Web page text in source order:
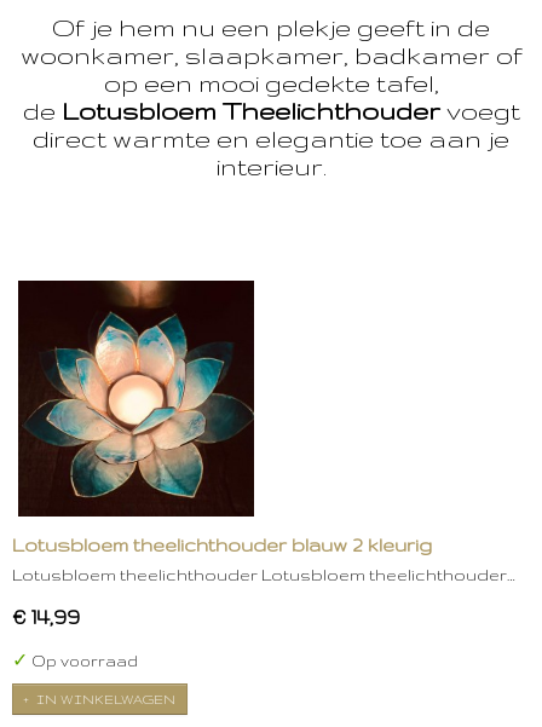
Of je hem nu een plekje geeft in de
woonkamer, slaapkamer, badkamer of
op een mooi gedekte tafel,
de Lotusbloem Theelichthoudervoegt
direct warmte en elegantie toe aan je
interieur.
Lotusbloem theelichthouder blauw 2 kleurig
Lotusbloem theelichthouder Lotusbloem theelichthouder…
€ 14,99
✓ Op voorraad
IN WINKELWAGEN